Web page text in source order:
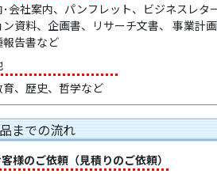
･会社案内、パンフレット、ビジネスレタ
ン資料、企画書、リサーチ文書、 事業計
告書など
、歴史、哲学など
までの流れ
様のご依頼（見積りのご依頼）